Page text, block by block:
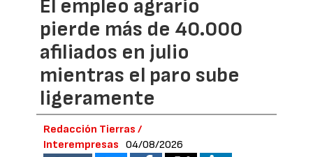
El empleo agrario
pierde más de 40.000
afiliados en julio
mientras el paro sube
ligeramente
Redacción Tierras /
Interempresas
04/08/2026